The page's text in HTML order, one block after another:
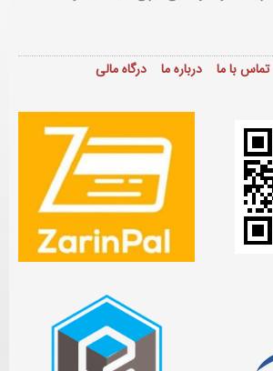
تماس با ما درباره ما درگاه مالی